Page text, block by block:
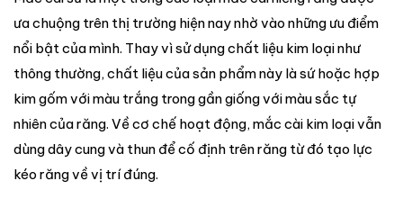
ưa chuộng trên thị trường hiện nay nhờ vào những ưu điểm
nổi bật của mình. Thay vì sử dụng chất liệu kim loại như
thông thường, chất liệu của sản phẩm này là sứ hoặc hợp
kim gốm với màu trắng trong gần giống với màu sắc tự
nhiên của răng. Về cơ chế hoạt động, mắc cài kim loại vẫn
dùng dây cung và thun để cố định trên răng từ đó tạo lực
kéo răng về vị trí đúng.